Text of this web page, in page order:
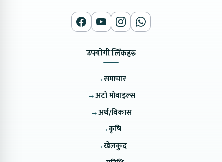
उपयोगी लिंकहरु
→समाचार
→अटो मोवाइल्स
→अर्थ/विकास
→कृषि
→खेलकुद